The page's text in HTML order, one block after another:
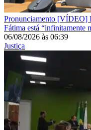
Pronunciamento [VÍDEO]
Fátima está “infinitamente
06/08/2026 às 06:39
Justiça